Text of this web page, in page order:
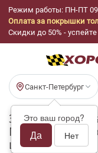
Режим работы: ПН-ПТ
Оплата за покрышки
Скидки до 50% -
Санкт-Петербург
Это ваш город?
Да Нет
Зимние
Michelin X-Ice
шипов 70-100%